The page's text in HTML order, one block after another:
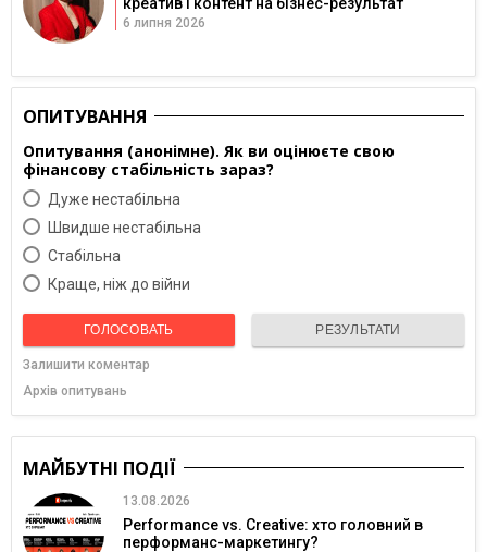
6 липня 2026
ОПИТУВАННЯ
Опитування (анонімне). Як ви оцінюєте свою
фінансову стабільність зараз?
Дуже нестабільна
Швидше нестабільна
Cтабільна
Краще, ніж до війни
ГОЛОСОВАТЬ РЕЗУЛЬТАТИ
Залишити коментар
Архів опитувань
МАЙБУТНІ ПОДІЇ
13.08.2026
Performance vs. Creative: хто головний в
перформанс-маркетингу?